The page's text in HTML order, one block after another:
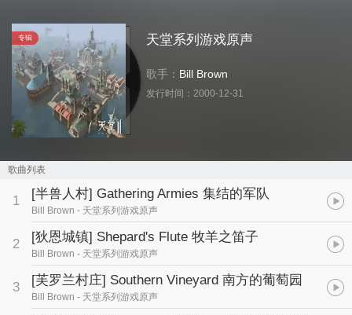
专辑 天堂系列游戏原声
歌手： Bill Brown
发行时间： 2000-12-31
歌曲列表
1 [半兽人村] Gathering Armies 集结的军队
Bill Brown - 天堂系列游戏原声
2 [狄恩城镇] Shepard's Flute 牧羊之笛子
Bill Brown - 天堂系列游戏原声
3 [芙罗兰村庄] Southern Vineyard 南方的葡萄园
Bill Brown - 天堂系列游戏原声